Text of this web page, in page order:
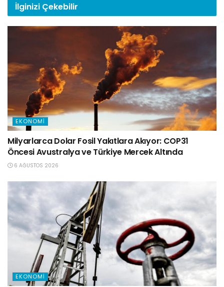
İlginizi Çekebilir
EKONOMI
Milyarlarca Dolar Fosil Yakıtlara Akıyor: COP31
Öncesi Avustralya ve Türkiye Mercek Altında
6 AĞUSTOS 2026
EKONOMI